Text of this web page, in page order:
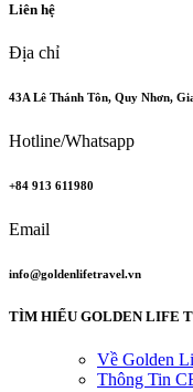
Liên hệ
Địa chỉ
43A Lê Thánh Tôn, Quy Nhơn,
Hotline/Whatsapp
+84 913 611980
Email
info@goldenlifetravel.vn
TÌM HIỂU GOLDEN LIFE
Về Golden
Thông Tin